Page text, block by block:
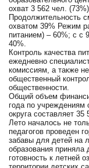
охват 3 562 чел.
Продолжительность
охватом 39% Режим
питанием) – 60%; с с
40%.
Контроль качества
ежедневно
комиссиям, а также
общественный
общественности.
Общий объем
года по учреждениям
округа составляет 35
Лето началось не
педагогов проведен
забавы для детей на
образования приняла
готовность к летней